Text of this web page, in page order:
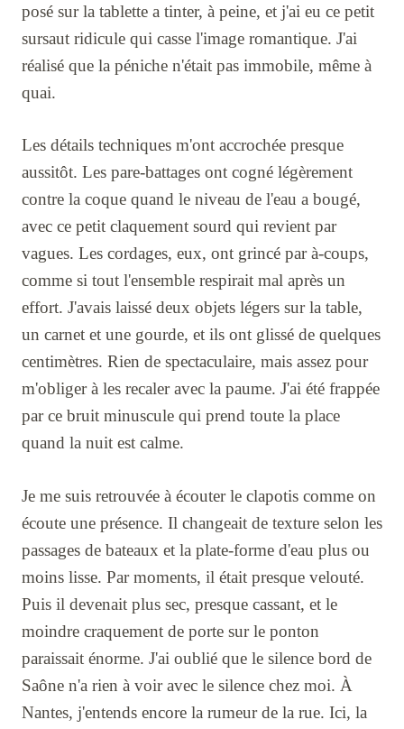
posé sur la tablette a tinter, à peine, et j'ai eu ce petit
sursaut ridicule qui casse l'image romantique. J'ai
réalisé que la péniche n'était pas immobile, même à
quai.
Les détails techniques m'ont accrochée presque
aussitôt. Les pare-battages ont cogné légèrement
contre la coque quand le niveau de l'eau a bougé,
avec ce petit claquement sourd qui revient par
vagues. Les cordages, eux, ont grincé par à-coups,
comme si tout l'ensemble respirait mal après un
effort. J'avais laissé deux objets légers sur la table,
un carnet et une gourde, et ils ont glissé de quelques
centimètres. Rien de spectaculaire, mais assez pour
m'obliger à les recaler avec la paume. J'ai été frappée
par ce bruit minuscule qui prend toute la place
quand la nuit est calme.
Je me suis retrouvée à écouter le clapotis comme on
écoute une présence. Il changeait de texture selon les
passages de bateaux et la plate-forme d'eau plus ou
moins lisse. Par moments, il était presque velouté.
Puis il devenait plus sec, presque cassant, et le
moindre craquement de porte sur le ponton
paraissait énorme. J'ai oublié que le silence bord de
Saône n'a rien à voir avec le silence chez moi. À
Nantes, j'entends encore la rumeur de la rue. Ici, la